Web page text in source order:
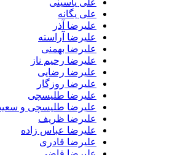
علی یگانه
علیرضا آذر
علیرضا آراسته
علیرضا بهمنی
علیرضا رحیم ناز
علیرضا رضایی
علیرضا روزگار
علیرضا طلیسچی
علیرضا طلیسچی و سعید آتانی
علیرضا ظریف
علیرضا عباس زاده
علیرضا قادری